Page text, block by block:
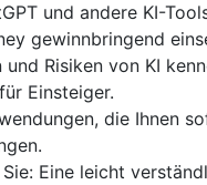
und andere KI-
gewinnbringend
und Risiken von KI
Einsteiger.
die Ihnen
Eine leicht